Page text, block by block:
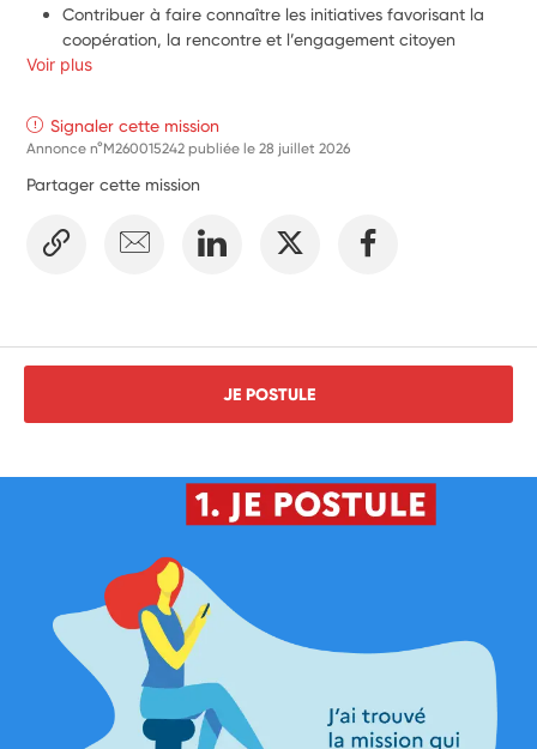
Contribuer à faire connaître les initiatives favorisant la
coopération, la rencontre et l’engagement citoyen
Voir plus
Signaler cette mission
Annonce n°M260015242 publiée le28 juillet 2026
Partager cette mission
JE POSTULE